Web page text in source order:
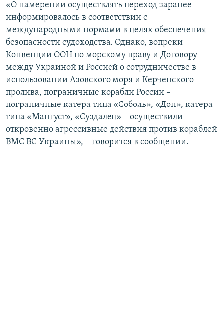
«О намерении осуществлять переход заранее
информировалось в соответствии с
международными нормами в целях обеспечения
безопасности судоходства. Однако, вопреки
Конвенции ООН по морскому праву и Договору
между Украиной и Россией о сотрудничестве в
использовании Азовского моря и Керченского
пролива, пограничные корабли России –
пограничные катера типа «Соболь», «Дон», катера
типа «Мангуст», «Суздалец» – осуществили
откровенно агрессивные действия против кораблей
ВМС ВС Украины», – говорится в сообщении.